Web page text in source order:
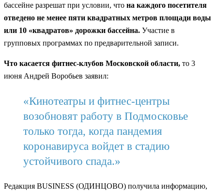
бассейне разрешат при условии, что на каждого посетителя
отведено не менее пяти квадратных метров площади воды
или 10 «квадратов» дорожки бассейна. Участие в
групповых программах по предварительной записи.
Что касается фитнес-клубов Московской области, то 3
июня Андрей Воробьев заявил:
«Кинотеатры и фитнес-центры
возобновят работу в Подмосковье
только тогда, когда пандемия
коронавируса войдет в стадию
устойчивого спада.»
Редакция BUSINESS (ОДИНЦОВО) получила информацию,